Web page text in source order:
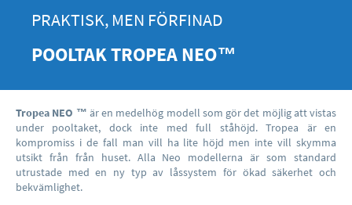
PRAKTISK, MEN FÖRFINAD
POOLTAKTROPEANEO™
Tropea NEO ™ är en medelhög modell som gör det möjlig att vistas
under pooltaket, dock inte med full ståhöjd. Tropea är en
kompromiss i de fall man vill ha lite höjd men inte vill skymma
utsikt från från huset. Alla Neo modellerna är som standard
utrustade med en ny typ av låssystem för ökad säkerhet och
bekvämlighet.